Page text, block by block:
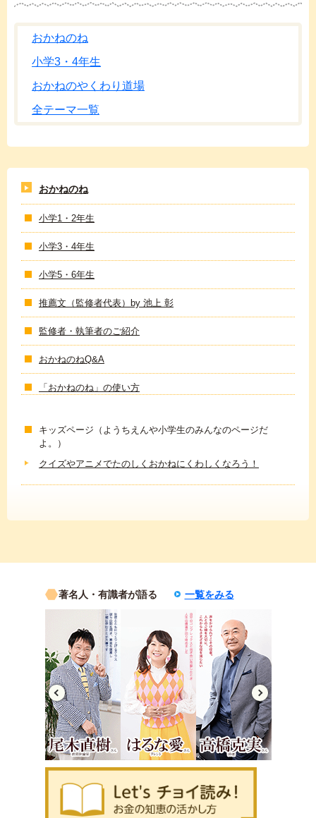
おかねのね
小学3・4年生
おかねのやくわり道場
全テーマ一覧
おかねのね
小学1・2年生
小学3・4年生
小学5・6年生
推薦文（監修者代表）by 池上 彰
監修者・執筆者のご紹介
おかねのねQ&A
「おかねのね」の使い方
キッズページ（ようちえんや小学生のみんなのページだ
よ。）
クイズやアニメでたのしくおかねにくわしくなろう！
著名人・有識者が語る 一覧をみる